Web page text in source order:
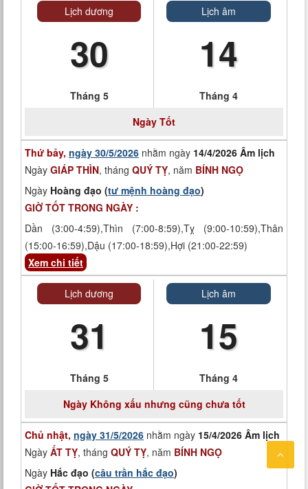
Lịch dương
30
Tháng 5
Lịch âm
14
Tháng 4
Ngày Tốt
Thứ bảy, ngày 30/5/2026 nhằm ngày 14/4/2026 Âm lịch
Ngày GIÁP THÌN, tháng QUÝ TỴ, năm BÍNH NGỌ
Ngày Hoàng đạo (tư mệnh hoàng đạo)
GIỜ TỐT TRONG NGÀY :
Dần (3:00-4:59),Thìn (7:00-8:59),Tỵ (9:00-10:59),Thân
(15:00-16:59),Dậu (17:00-18:59),Hợi (21:00-22:59)
Xem chi tiết
Lịch dương
31
Tháng 5
Lịch âm
15
Tháng 4
NgàyKhông xấu nhưng cũng chưa tốt
Chủ nhật, ngày 31/5/2026 nhằm ngày 15/4/2026 Âm lịch
Ngày ẤT TỴ, tháng QUÝ TỴ, năm BÍNH NGỌ
Ngày Hắc đạo (câu trần hắc đạo)